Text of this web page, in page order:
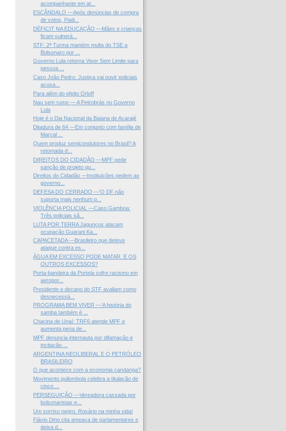
acompanhante em at...
ESCÂNDALO —Após denúncias de compra
de votos, Padi...
DÉFICIT NA EDUCAÇÃO —Mães e crianças
ficam vulnerá...
STF: 2ª Turma mantém multa do TSE a
Bolsonaro por ...
Governo Lula retorna Viver Sem Limite para
pessoa ...
Caso João Pedro: Justiça vai ouvir policiais
acusa...
Para além do efeito Orloff
Nau sem rumo — A Petrobrás no Governo
Lula
Hoje é o Dia Nacional da Baiana de Acarajé
Ditadura de 64 —Em conjunto com família de
Marçal ...
Quem produz semicondutores no Brasil? A
retomada d...
DIREITOS DO CIDADÃO —MPF pede
sanção de projeto qu...
Direitos do Cidadão —Instituições pedem ao
governo...
DEFESA DO CERRADO —'O DF não
suporta mais nenhum p...
VIOLÊNCIA POLICIAL —Caso Gamboa:
Três policiais sã...
LUTA POR TERRA Jagunços atacam
ocupação Guarani Ka...
CAPACETADA —Brasileiro que deteve
ataque contra es...
ÁGUA EM EXCESSO PODE MATAR. E OS
OUTROS EXCESSOS?
Porta-bandeira da Portela sofre racismo em
aeropor...
Presidente e decano do STF avaliam como
desnecessá...
PROGRAMA BEM VIVER —'A história do
samba também é ...
Chacina de Unaí: TRF6 atende MPF e
aumenta pena de...
MPF denuncia internauta por difamação e
incitação ...
ARGENTINA NEOLIBERAL E O PETRÓLEO
BRASILEIRO
O que acontece com a economia candanga?
Movimento quilombola celebra a titulação de
cinco ...
PERSEGUIÇÃO —Vereadora cassada por
bolsonaristas e...
Um sorriso negro. Rosário na minha vida!
Flávio Dino cita ameaça de parlamentares e
deixa d...